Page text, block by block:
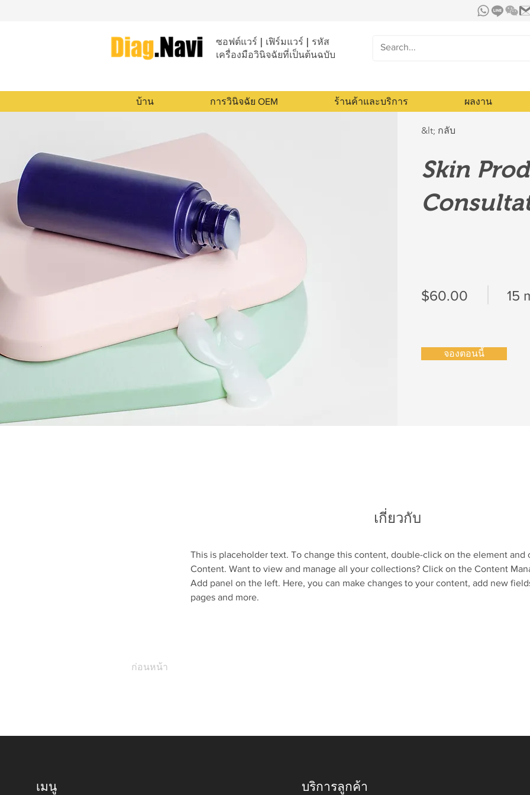
ซอฟต์แวร์ | เฟิร์มแวร์ | รหัส
เครื่องมือวินิจฉัยที่เป็นต้นฉบับ
บ้าน การวินิจฉัย OEM ร้านค้าและบริการ ผลงาน
&lt; กลับ
Skin
$60.00 15
จองตอนนี้
เกี่ยวกับ
This is placeholder text. To change this content, double-click on the element and
Content. Want to view and manage all your collections? Click on the Content
Add panel on the left. Here, you can make changes to your content, add new
pages and more.
ก่อนหน้า
เมนู บริการลูกค้า